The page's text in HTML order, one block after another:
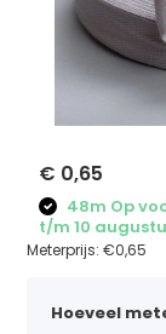
€ 0,65
48m Op
t/m 10
Meterprijs:€0,65
Hoeveel